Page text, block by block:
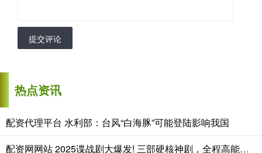
提交评论
热点资讯
配资代理平台 水利部：台风“白海豚”可能登陆影响我国
配资网网站 2025谍战剧大爆发! 三部硬核神剧，全程高能不敢眨眼